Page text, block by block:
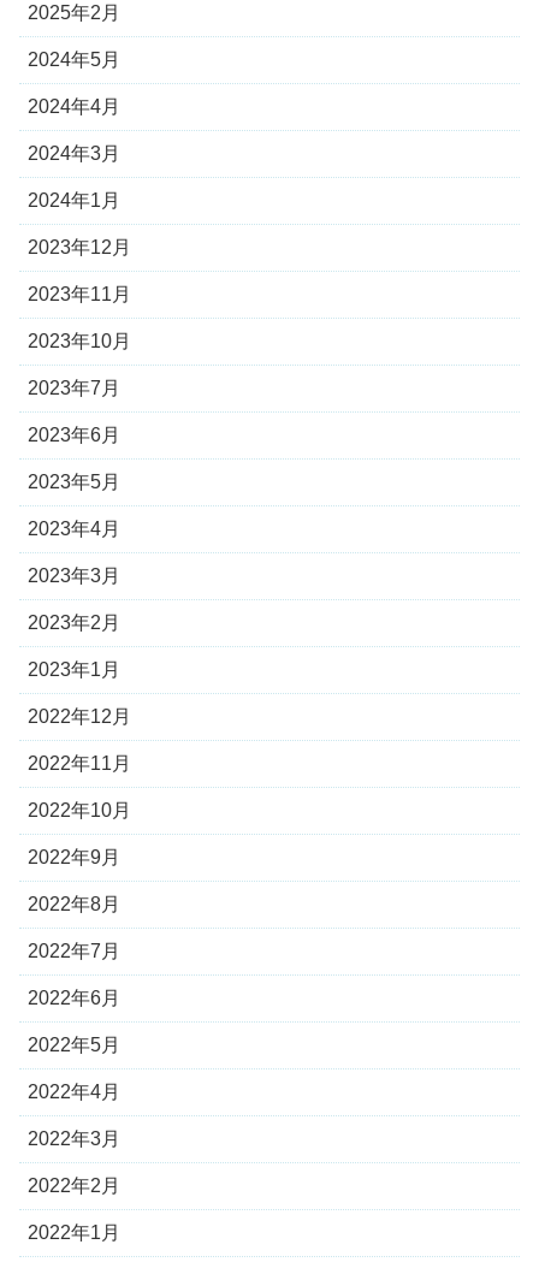
2025年2月
2024年5月
2024年4月
2024年3月
2024年1月
2023年12月
2023年11月
2023年10月
2023年7月
2023年6月
2023年5月
2023年4月
2023年3月
2023年2月
2023年1月
2022年12月
2022年11月
2022年10月
2022年9月
2022年8月
2022年7月
2022年6月
2022年5月
2022年4月
2022年3月
2022年2月
2022年1月